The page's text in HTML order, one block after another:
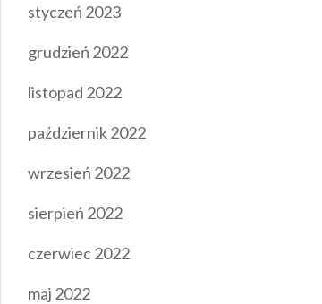
styczeń 2023
grudzień 2022
listopad 2022
październik 2022
wrzesień 2022
sierpień 2022
czerwiec 2022
maj 2022